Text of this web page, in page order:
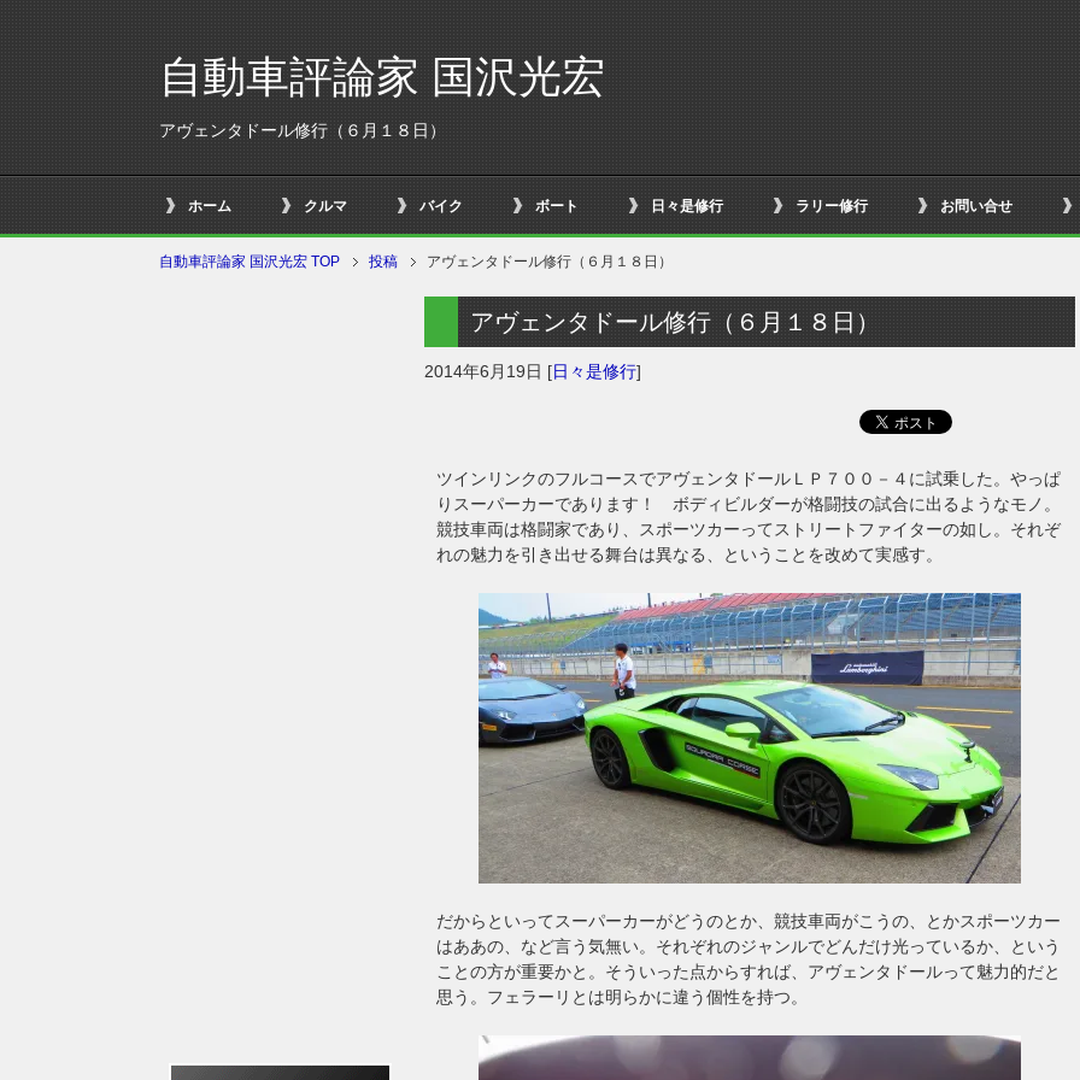
自動車評論家 国沢光宏
アヴェンタドール修行（６月１８日）
ホーム クルマ バイク ボート 日々是修行 ラリー修行 お問い合せ
自動車評論家 国沢光宏 TOP 投稿 アヴェンタドール修行（６月１８日）
アヴェンタドール修行（６月１８日）
2014年6月19日 [日々是修行]
ツインリンクのフルコースでアヴェンタドールＬＰ７００－４に試乗した。やっぱ
りスーパーカーであります！ ボディビルダーが格闘技の試合に出るようなモノ。
競技車両は格闘家であり、スポーツカーってストリートファイターの如し。それぞ
れの魅力を引き出せる舞台は異なる、ということを改めて実感す。
だからといってスーパーカーがどうのとか、競技車両がこうの、とかスポーツカー
はああの、など言う気無い。それぞれのジャンルでどんだけ光っているか、という
ことの方が重要かと。そういった点からすれば、アヴェンタドールって魅力的だと
思う。フェラーリとは明らかに違う個性を持つ。